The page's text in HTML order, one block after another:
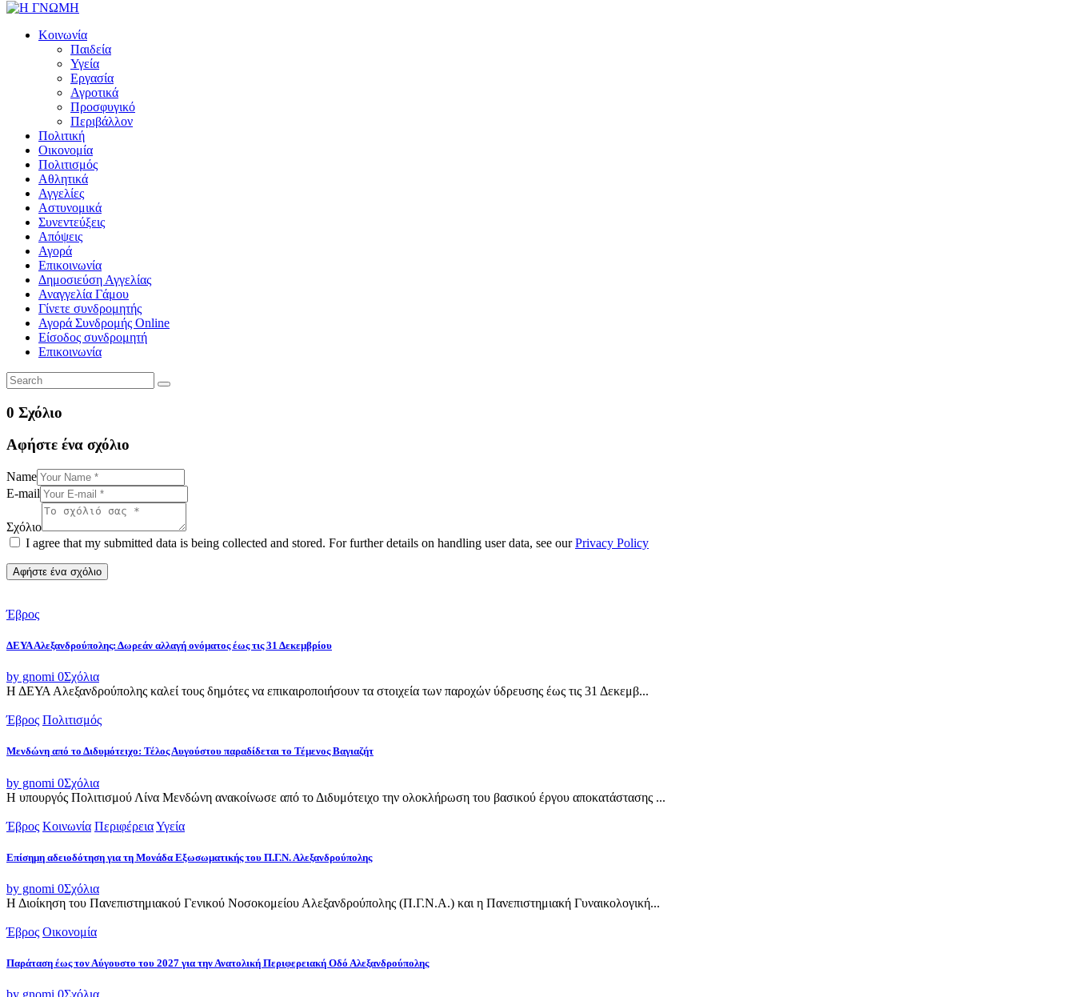
Κοινωνία
Παιδεία
Υγεία
Εργασία
Αγροτικά
Προσφυγικό
Περιβάλλον
Πολιτική
Οικονομία
Πολιτισμός
Αθλητικά
Αγγελίες
Αστυνομικά
Συνεντεύξεις
Απόψεις
Αγορά
Επικοινωνία
Δημοσιεύση Αγγελίας
Αναγγελία Γάμου
Γίνετε συνδρομητής
Αγορά Συνδρομής Online
Είσοδος συνδρομητή
Επικοινωνία
0 Σχόλιο
Αφήστε ένα σχόλιο
Name
E-mail
Σχόλιο
I agree that my submitted data is being collected and stored. For further details on handling user data, see ourPrivacy Policy
Έβρος
ΔΕΥΑ Αλεξανδρούπολης: Δωρεάν αλλαγή ονόματος έως τις 31 Δεκεμβρίου
by gnomi 0Σχόλια
Η ΔΕΥΑ Αλεξανδρούπολης καλεί τους δημότες να επικαιροποιήσουν τα στοιχεία των παροχών ύδρευσης έως τις 31 Δεκεμβ...
Έβρος Πολιτισμός
Μενδώνη από το Διδυμότειχο: Τέλος Αυγούστου παραδίδεται το Τέμενος Βαγιαζήτ
by gnomi 0Σχόλια
Η υπουργός Πολιτισμού Λίνα Μενδώνη ανακοίνωσε από το Διδυμότειχο την ολοκλήρωση του βασικού έργου αποκατάστασης ...
Έβρος Κοινωνία ΠεριφέρειαΥγεία
Επίσημη αδειοδότηση για τη Μονάδα Εξωσωματικής του Π.Γ.Ν. Αλεξανδρούπολης
by gnomi 0Σχόλια
Η Διοίκηση του Πανεπιστημιακού Γενικού Νοσοκομείου Αλεξανδρούπολης (Π.Γ.Ν.Α.) και η Πανεπιστημιακή Γυναικολογική...
Έβρος Οικονομία
Παράταση έως τον Αύγουστο του 2027 για την Ανατολική Περιφερειακή Οδό Αλεξανδρούπολης